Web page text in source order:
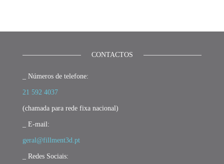
CONTACTOS
_ Números de telefone:
21 592 4037
(chamada para rede fixa nacional)
_ E-mail:
geral@fillment3d.pt
_ Redes Sociais: